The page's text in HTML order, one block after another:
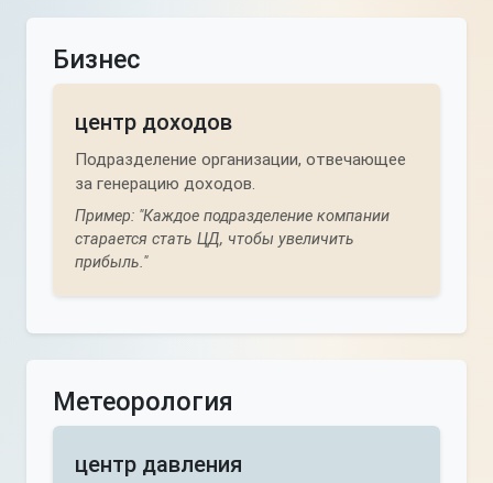
Бизнес
центр доходов
Подразделение организации, отвечающее
за генерацию доходов.
Пример: "Каждое подразделение компании
старается стать ЦД, чтобы увеличить
прибыль."
Метеорология
центр давления